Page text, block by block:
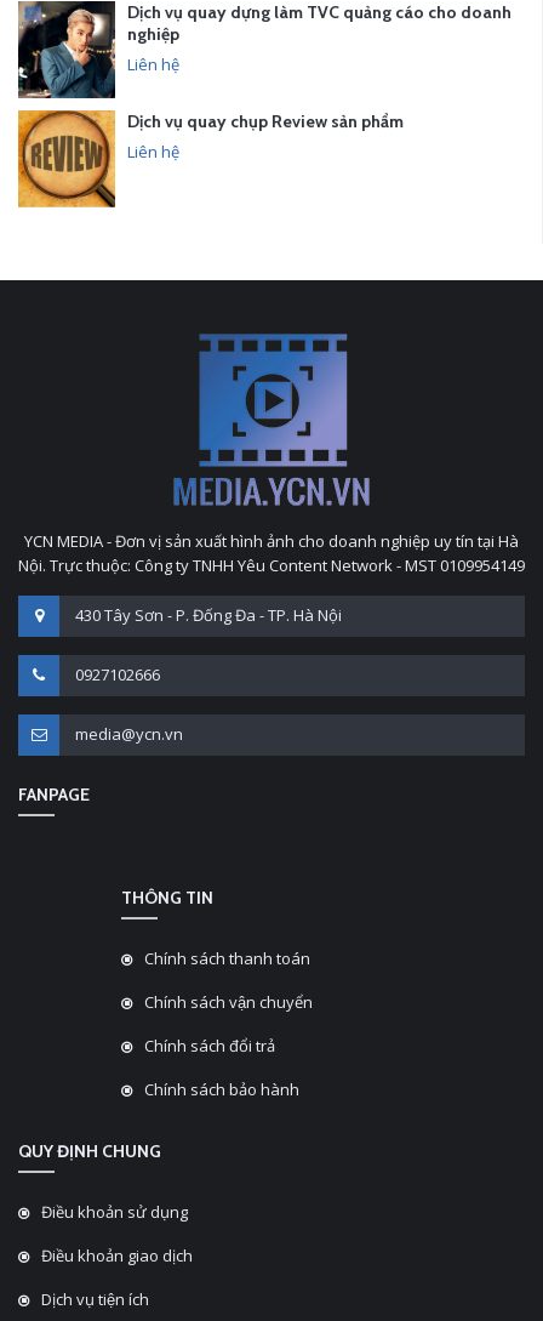
Dịch vụ quay dựng làm TVC quảng cáo cho doanh
nghiệp
Liên hệ
Dịch vụ quay chụp Review sản phẩm
Liên hệ
YCN MEDIA - Đơn vị sản xuất hình ảnh cho doanh nghiệp uy tín tại Hà
Nội. Trực thuộc: Công ty TNHH Yêu Content Network - MST 0109954149
430 Tây Sơn - P. Đống Đa - TP. Hà Nội
0927102666
media@ycn.vn
FANPAGE
THÔNG TIN
Chính sách thanh toán
Chính sách vận chuyển
Chính sách đổi trả
Chính sách bảo hành
QUY ĐỊNH CHUNG
Điều khoản sử dụng
Điều khoản giao dịch
Dịch vụ tiện ích